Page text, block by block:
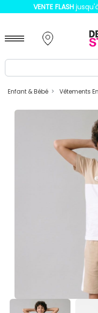
VENTE FLASH
Enfant & Bébé Vêtements